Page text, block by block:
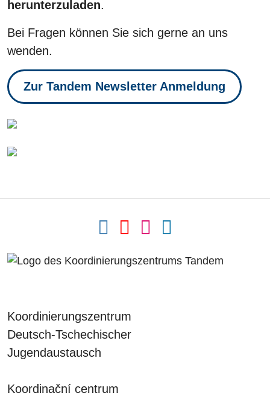
herunterzuladen.
Bei Fragen können Sie sich gerne an uns
wenden.
Zur Tandem Newsletter Anmeldung
Koordinierungszentrum
Deutsch-Tschechischer
Jugendaustausch
Koordinační centrum